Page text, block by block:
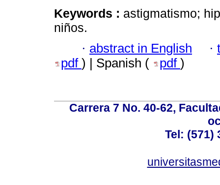
Keywords : astigmatismo;
niños.
· abstract in English ·
pdf ) | Spanish ( pdf )
Carrera 7 No. 40-62,
Tel: (571)